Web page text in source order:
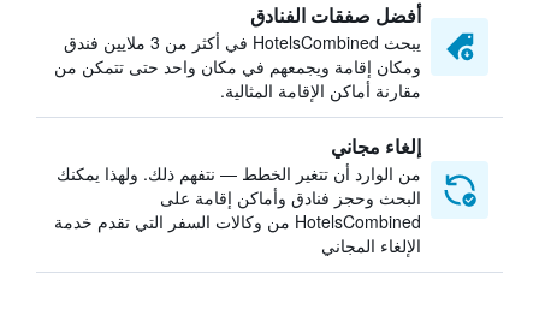
أفضل صفقات الفنادق
يبحث HotelsCombined في أكثر من 3 ملايين فندق
ومكان إقامة ويجمعهم في مكان واحد حتى تتمكن من
مقارنة أماكن الإقامة المثالية.
إلغاء مجاني
من الوارد أن تتغير الخطط — نتفهم ذلك. ولهذا يمكنك
البحث وحجز فنادق وأماكن إقامة على
HotelsCombined من وكالات السفر التي تقدم خدمة
الإلغاء المجاني